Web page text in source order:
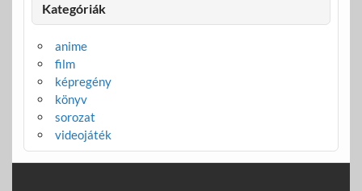
Kategóriák
anime
film
képregény
könyv
sorozat
videojáték